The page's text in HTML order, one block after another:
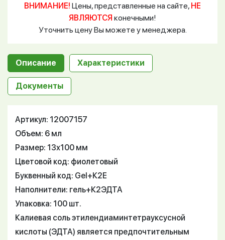
ВНИМАНИЕ! Цены, представленные на сайте, НЕ
ЯВЛЯЮТСЯ конечными!
Уточнить цену Вы можете у менеджера.
Описание Характеристики
Документы
Артикул: 12007157
Объем: 6 мл
Размер: 13х100 мм
Цветовой код: фиолетовый
Буквенный код: Gel+К2Е
Наполнители: гель+К2ЭДТА
Упаковка: 100 шт.
Калиевая соль этилендиаминтетрауксусной
кислоты (ЭДТА) является предпочтительным